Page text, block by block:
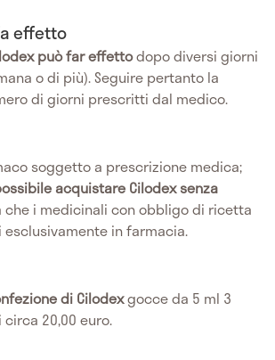
effetto
può far effettodopo diversi giorni
o di più). Seguire pertanto la
di giorni prescritti dal medico.
soggetto a prescrizione medica;
acquistare Cilodex senza
che i medicinali con obbligo di ricetta
in farmacia.
di Cilodexgocce da 5 ml 3
20,00 euro.